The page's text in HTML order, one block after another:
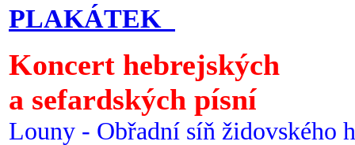
PLAKÁTEK
Koncert hebrejských
a sefardských písní
Louny - Obřadní síň židovského